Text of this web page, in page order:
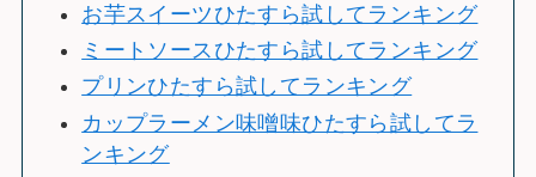
お芋スイーツひたすら試してランキング
ミートソースひたすら試してランキング
プリンひたすら試してランキング
カップラーメン味噌味ひたすら試してラ
ンキング